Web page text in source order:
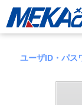
ユーザID・パス